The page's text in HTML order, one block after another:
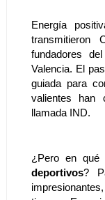
Energía
transmitieron
fundadores
Valencia. El
guiada para
valientes han
llamada IND.
¿Pero en
deportivos?